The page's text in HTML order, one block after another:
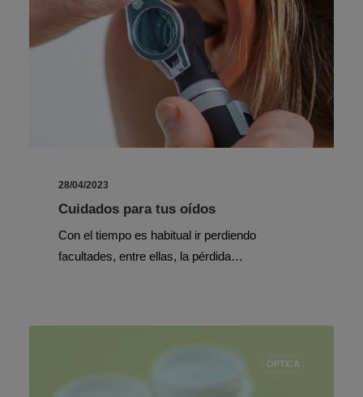
28/04/2023
Cuidados para tus oídos
Con el tiempo es habitual ir perdiendo
facultades, entre ellas, la pérdida…
ÓPTICA